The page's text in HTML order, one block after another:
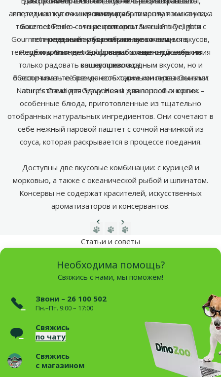
ингредиентов по широкому ассортименту изысканных
рецептов.
Gourmet предлагает разнообразные сочетания вкусов,
текстур и компонентов–для настоящего удовольствия
вашего питомца!
аппетитные кусочки мяса или рыбы в ароматном соусе, а
также особенно сочные консервы Succulent Delights с
медленно тушенными кусочками.
Рецепты Gourmet Gold разработаны так, чтобы не
только радовать кошку превосходным вкусом, но и
обеспечивать её всеми необходимыми питательными
веществами для здоровья и жизненной энергии.
питомца.
Gourmet Perle – это не только отличный вкус, но и
полноценный набор питательных веществ,
необходимых для здоровья и жизненной энергии
кошки.
В ассортименте бренда есть также консервы Gourmet
Nature’s Creations Gravy Heart для взрослых кошек –
особенные блюда, приготовленные из тщательно
отобранных натуральных ингредиентов. Они сочетают в
себе нежный паровой паштет с сочной начинкой из
соуса, которая раскрывается в процессе поедания.
Доступны две вкусовые комбинации: с курицей и
морковью, а также с океанической рыбой и шпинатом.
Консервы не содержат красителей, искусственных
ароматизаторов и консервантов.
Предыдущая страница
Следующая страница
Статьи и советы
Необходима помощь?
Свяжись с нами, мы поможем!
Звони – 26 100 502
Пн.–Пт. 9:00 – 17:00
Свяжись
по чату
Свяжись
с магазином